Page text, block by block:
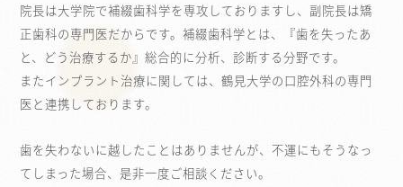
院長は大学院で補綴歯科学を専攻しておりますし、副院長は矯
正歯科の専門医だからです。補綴歯科学とは、『歯を失ったあ
と、どう治療するか』総合的に分析、診断する分野です。
またインプラント治療に関しては、鶴見大学の口腔外科の専門
医と連携しております。
歯を失わないに越したことはありませんが、不運にもそうなっ
てしまった場合、是非一度ご相談ください。